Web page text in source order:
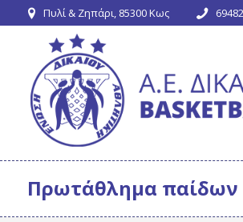
Πυλί & Ζηπάρι, 85300 Κως
Πρωτάθλημα παίδων